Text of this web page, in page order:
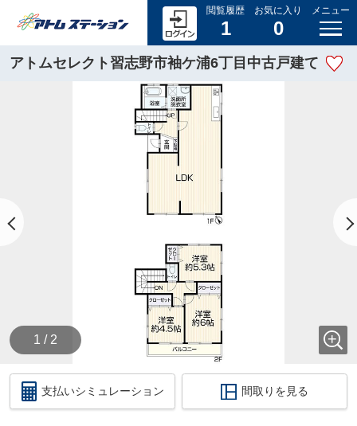
閲覧履歴
1
お気に入り
0
メニュー
アトムセレクト習志野市袖ケ浦6丁目中古戸建て
1 / 2
支払いシミュレーション 間取りを見る